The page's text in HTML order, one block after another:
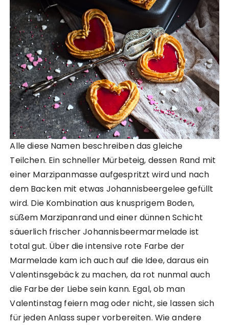
Alle diese Namen beschreiben das gleiche
Teilchen. Ein schneller Mürbeteig, dessen Rand mit
einer Marzipanmasse aufgespritzt wird und nach
dem Backen mit etwas Johannisbeergelee gefüllt
wird. Die Kombination aus knusprigem Boden,
süßem Marzipanrand und einer dünnen Schicht
säuerlich frischer Johannisbeermarmelade ist
total gut. Über die intensive rote Farbe der
Marmelade kam ich auch auf die Idee, daraus ein
Valentinsgebäck zu machen, da rot nunmal auch
die Farbe der Liebe sein kann. Egal, ob man
Valentinstag feiern mag oder nicht, sie lassen sich
für jeden Anlass super vorbereiten. Wie andere